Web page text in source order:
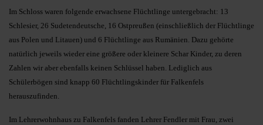
Im Schloss waren folgende erwachsene Flüchtlinge untergebracht: 13
Schlesier, 26 Sudetendeutsche, 16 Ostpreußen (einschließlich der Flüchtlinge
aus Polen und Litauen) und 6 Flüchtlinge aus Rumänien. Dazu gehörte
natürlich jeweils wieder eine größere oder kleinere Schar Kinder, zu deren
Zahlen wir aber ebenfalls keinen Schlüssel haben. Lediglich aus
Schülerbögen sind knapp 60 Flüchtlingskinder für Falkenfels
herauszufinden.
Im Lehrerwohnhaus zu Falkenfels fanden Lehrer Fendler mit Frau, zwei